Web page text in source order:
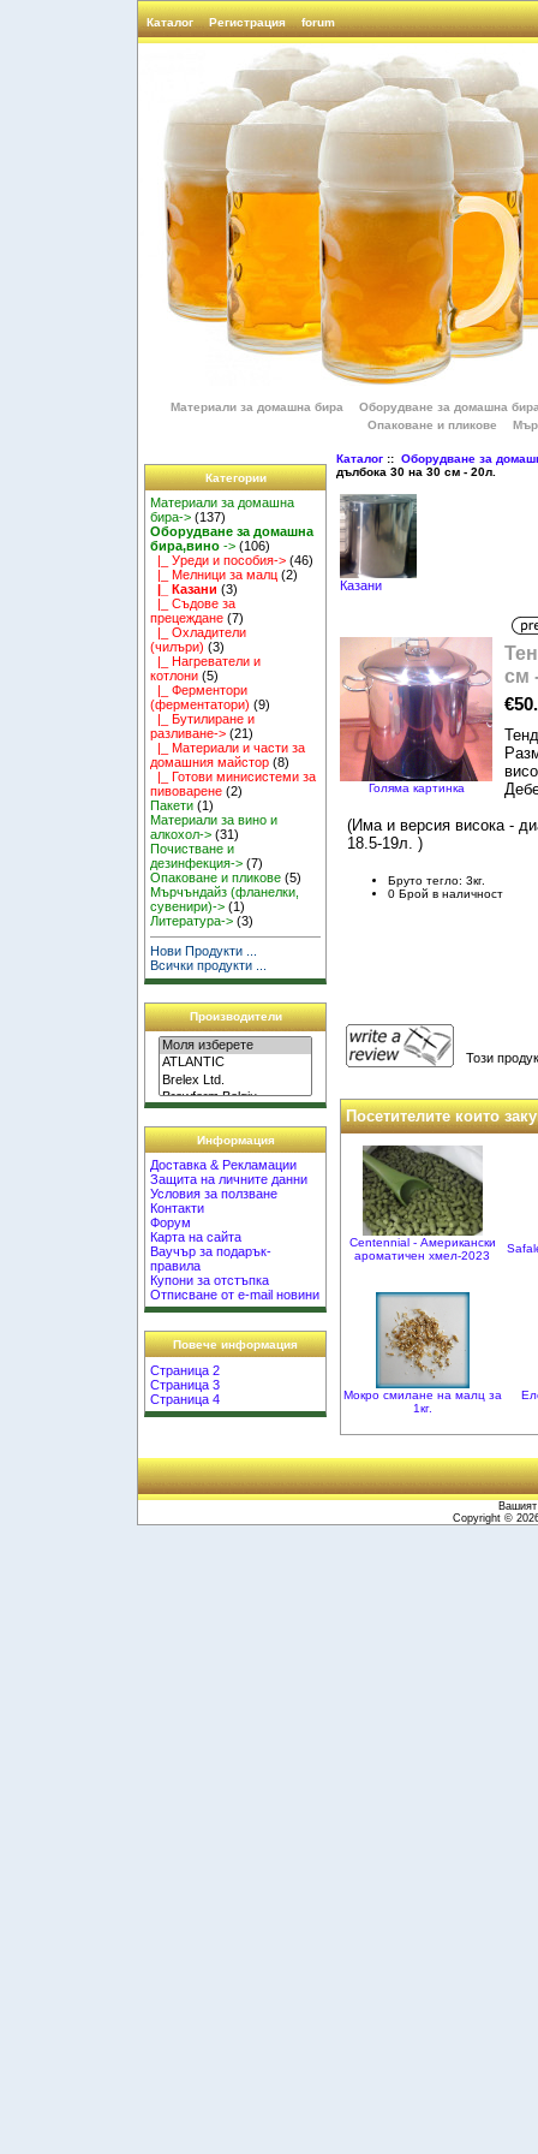
Каталог Регистрация forum
Материали за домашна бира
Оборудване за домашна
Опаковане и пликове
Категории
Материали за домашна
бира-> (137)
Оборудване за домашна
бира,вино-> (106)
|_ Уреди и пособия-> (46)
|_ Мелници за малц (2)
|_ Казани (3)
|_ Съдове за
прецеждане (7)
|_ Охладители
(чилъри) (3)
|_ Нагреватели и
котлони (5)
|_ Ферментори
(ферментатори) (9)
|_ Бутилиране и
разливане-> (21)
|_ Материали и части за
домашния майстор (8)
|_ Готови минисистеми за
пивоварене (2)
Пакети (1)
Материали за вино и
алкохол-> (31)
Почистване и
дезинфекция-> (7)
Опаковане и пликове (5)
Мърчъндайз (фланелки,
сувенири)-> (1)
Литература-> (3)
Нови Продукти ...
Всички продукти ...
Производители
Информация
Доставка & Рекламации
Защита на личните данни
Условия за ползване
Контакти
Форум
Карта на сайта
Ваучър за подарък-
правила
Купони за отстъпка
Отписване от e-mail новини
Повече информация
Страница 2
Страница 3
Страница 4
Каталог:: Оборудване за
дълбока 30 на 30 см - 20л.
Казани
Голяма картинка
см
(Има и версия висока -
18.5-19л. )
Бруто тегло: 3кг.
0 Брой в наличност
Този
Посетителите които
Centennial - Американски
ароматичен хмел-2023
Мокро смилане на малц за
1кг.
Copyright ©